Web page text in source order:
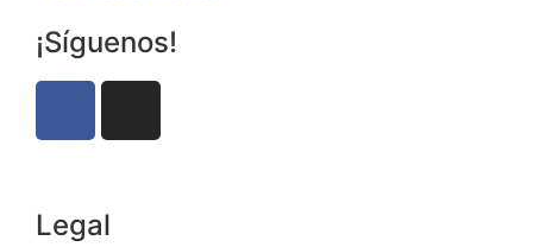
¡Síguenos!
Legal